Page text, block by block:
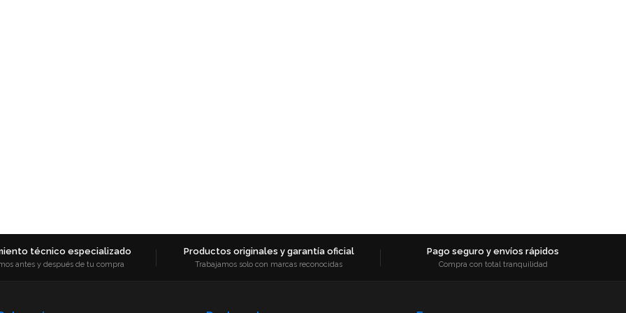
técnico especializado
antes y después de tu compra
Productos originales y garantía oficial
Trabajamos solo con marcas reconocidas
Pago seguro y envíos rápidos
Compra con total tranquilidad